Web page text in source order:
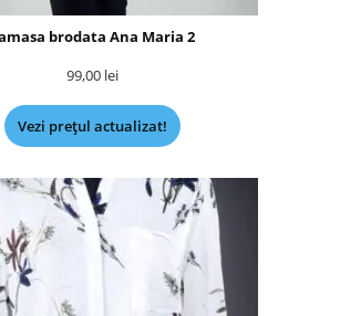
brodata Ana Maria 2
99,00 lei
Vezi prețul actualizat!